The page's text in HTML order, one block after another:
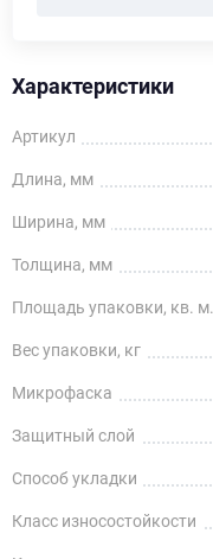
Характеристики
Артикул
Длина, мм
Ширина, мм
Толщина, мм
Площадь упаковки, кв. м.
Вес упаковки, кг
Микрофаска
Защитный слой
Способ укладки
Класс износостойкости